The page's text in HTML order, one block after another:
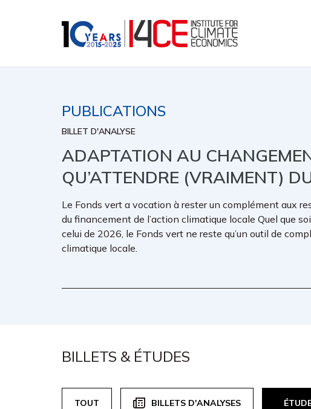
PUBLICATIONS
BILLET D'ANALYSE
ADAPTATION AU
QU’ATTENDRE (VRAIMENT)
Le Fonds vert a vocation à rester un complément aux
du financement de l’action climatique locale Quel que
celui de 2026, le Fonds vert ne reste qu’un outil de
climatique locale.
BILLETS & ÉTUDES
TOUT BILLETS D'ANALYSES